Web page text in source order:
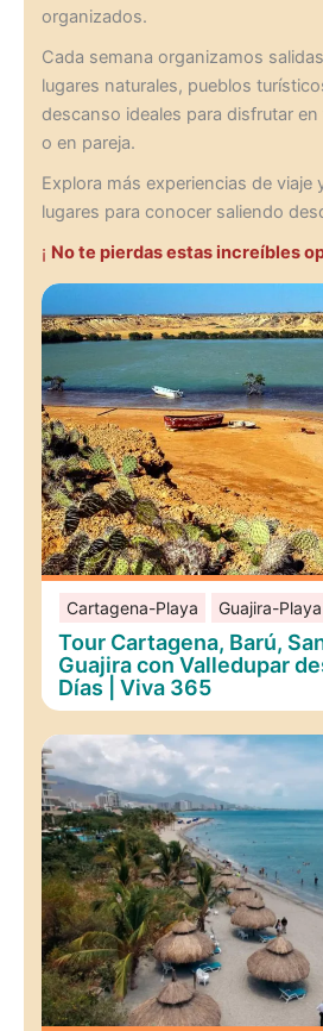
organizados.
Cada semana organizamos
lugares naturales, pueblos
descanso ideales para disfrutar
o en pareja.
Explora más experiencias de viaje
lugares para conocer saliendo
¡ No te pierdas estas increíbles
Cartagena-Playa Guajira-Playa
Tour Cartagena, Barú,
Guajira con Valledupar
Días | Viva 365